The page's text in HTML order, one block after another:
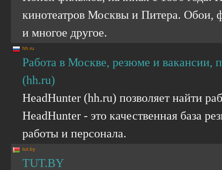
кинотеатров Москвы и Питера. Обои,
и многое другое.
hh.ru
Работа в Москве, резюме и вакансии,
(hh.ru)
HeadHunter (hh.ru) позволяет найти
HeadHunter - это качественная база
работы и персонала.
tut.by
TUT.BY